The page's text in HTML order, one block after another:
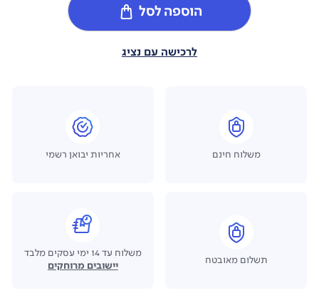
הוספה לסל
לרכישה עם נציג
משלוח חינם אחריות יבואן רשמי
תשלום מאובטח
משלוח עד 14 ימי עסקים מלבד
יישובים מרוחקים